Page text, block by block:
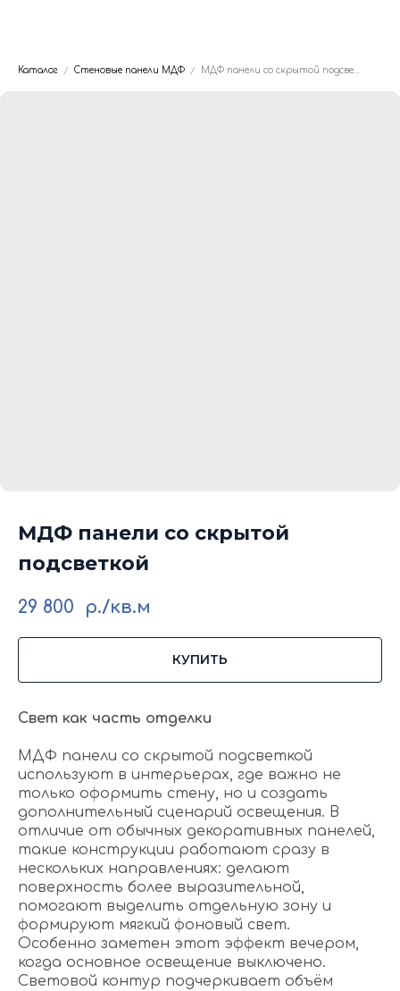
Каталог Стеновые панели МДФ
МДФ панели со скрытой
подсветкой
29 800 р./кв.м
КУПИТЬ
Свет как часть отделки
МДФ панели со скрытой подсветкой
используют в интерьерах, где важно не
только оформить стену, но и создать
дополнительный сценарий освещения. В
отличие от обычных декоративных панелей,
такие конструкции работают сразу в
нескольких направлениях: делают
поверхность более выразительной,
помогают выделить отдельную зону и
формируют мягкий фоновый свет.
Особенно заметен этот эффект вечером,
когда основное освещение выключено.
Световой контур подчеркивает объём